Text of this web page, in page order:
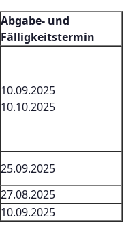
Abgabe- und
Fälligkeitstermin
10.09.2025
10.10.2025
25.09.2025
27.08.2025
10.09.2025